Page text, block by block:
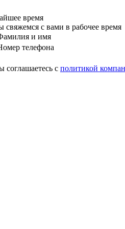
время
свяжемся с вами в рабочее время
и имя
телефона
соглашаетесь с политикой